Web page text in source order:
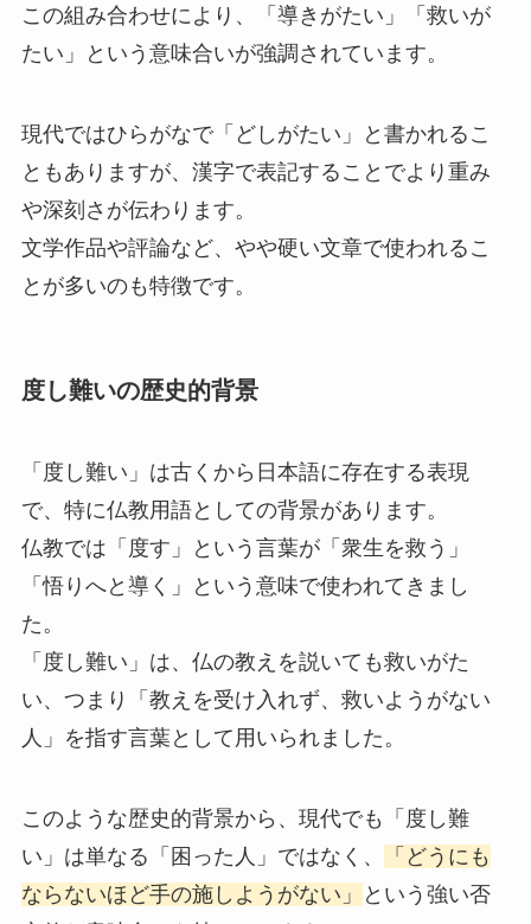
この組み合わせにより、「導きがたい」「救いが
たい」という意味合いが強調されています。
現代ではひらがなで「どしがたい」と書かれるこ
ともありますが、漢字で表記することでより重み
や深刻さが伝わります。
文学作品や評論など、やや硬い文章で使われるこ
とが多いのも特徴です。
度し難いの歴史的背景
「度し難い」は古くから日本語に存在する表現
で、特に仏教用語としての背景があります。
仏教では「度す」という言葉が「衆生を救う」
「悟りへと導く」という意味で使われてきまし
た。
「度し難い」は、仏の教えを説いても救いがた
い、つまり「教えを受け入れず、救いようがない
人」を指す言葉として用いられました。
このような歴史的背景から、現代でも「度し難
い」は単なる「困った人」ではなく、
「どうにも
ならないほど手の施しようがない」
という強い否